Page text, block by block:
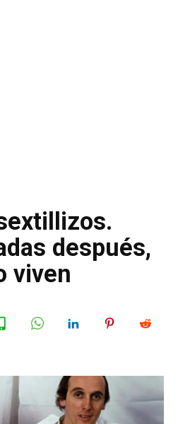
después,
viven